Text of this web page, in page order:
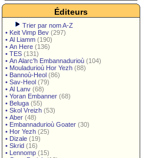
Éditeurs
Trier par nom A-Z
• Keit Vimp Bev (297)
• Al Liamm (190)
• An Here (136)
• TES (131)
• An Alarc'h Embannadurioù (104)
• Mouladurioù Hor Yezh (88)
• Bannoù-Heol (86)
• Sav-Heol (79)
• Al Lanv (68)
• Yoran Embanner (68)
• Beluga (55)
• Skol Vreizh (53)
• Aber (48)
• Embannadurioù Goater (30)
• Hor Yezh (25)
• Dizale (19)
• Skrid (16)
• Lennomp (15)